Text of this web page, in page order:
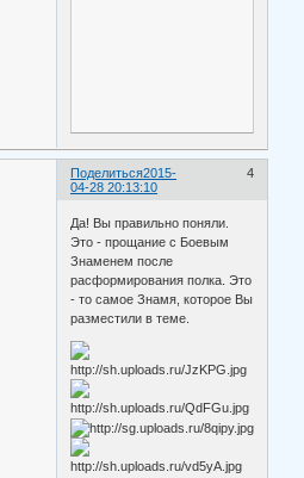
Поделиться 4
2015-
04-28 20:13:10
Да! Вы правильно поняли.
Это - прощание с Боевым
Знаменем после
расформирования полка. Это
- то самое Знамя, которое Вы
разместили в теме.